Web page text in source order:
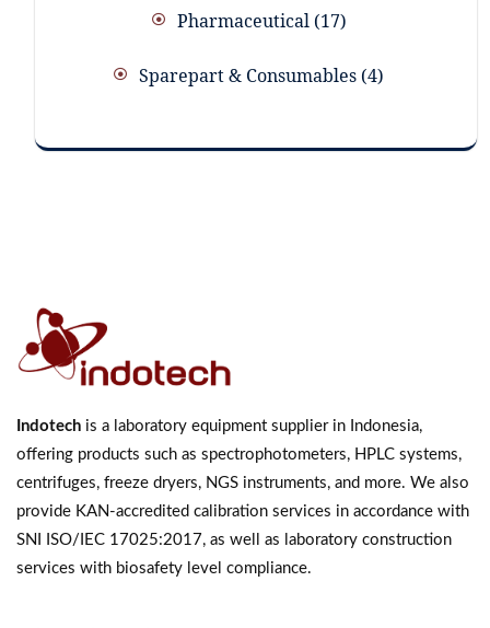
Pharmaceutical 17
Sparepart & Consumables 4
Indotech is a laboratory equipment supplier in Indonesia,
offering products such as spectrophotometers, HPLC systems,
centrifuges, freeze dryers, NGS instruments, and more. We also
provide KAN-accredited calibration services in accordance with
SNI ISO/IEC 17025:2017, as well as laboratory construction
services with biosafety level compliance.